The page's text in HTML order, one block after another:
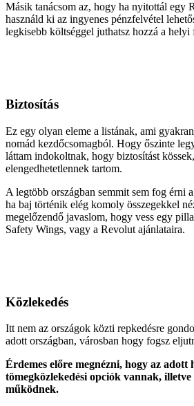
Másik tanácsom az, hogy ha nyitottál egy
használd ki az ingyenes pénzfelvétel
legkisebb költséggel juthatsz hozzá a helyi
Biztosítás
Ez egy olyan eleme a listának, ami
nomád kezdőcsomagból. Hogy őszinte
láttam indokoltnak, hogy biztosítást
elengedhetetlennek tartom.
A legtöbb országban semmit sem fog érni
ha baj történik elég komoly összegekkel
megelőzendő javaslom, hogy vess egy
Safety Wings, vagy a Revolut ajánlataira.
Közlekedés
Itt nem az országok közti repkedésre
adott országban, városban hogy fogsz
Érdemes előre megnézni, hogy az adott
tömegközlekedési opciók vannak,
működnek.